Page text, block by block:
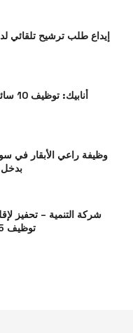
إيداع طلب ترشيح تلقائي
بدخل يصل
شركة التنمية – تحفيز
توظيف 195 سائق للنقل المدرسي